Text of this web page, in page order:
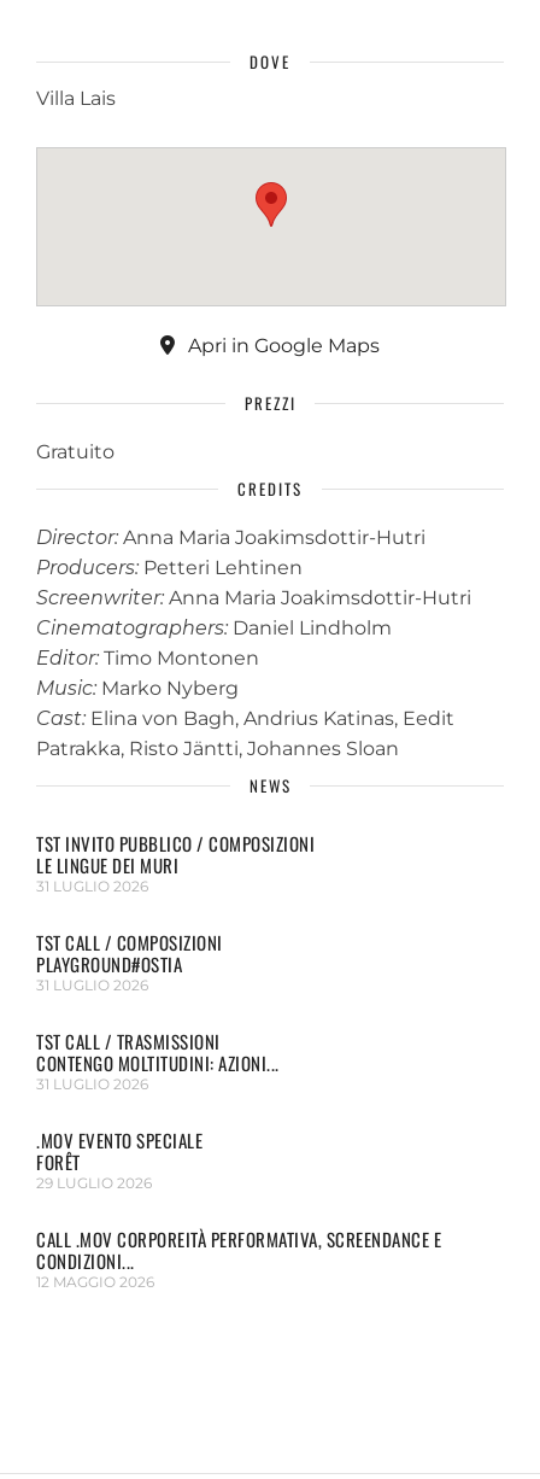
DOVE
Villa Lais
Apri in Google Maps
PREZZI
Gratuito
CREDITS
Director: Anna Maria Joakimsdottir-Hutri
Producers: Petteri Lehtinen
Screenwriter: Anna Maria Joakimsdottir-Hutri
Cinematographers: Daniel Lindholm
Editor: Timo Montonen
Music: Marko Nyberg
Cast: Elina von Bagh, Andrius Katinas, Eedit
Patrakka, Risto Jäntti, Johannes Sloan
NEWS
TST INVITO PUBBLICO / COMPOSIZIONI
LE LINGUE DEI MURI
31 LUGLIO 2026
TST CALL / COMPOSIZIONI
PLAYGROUND#OSTIA
31 LUGLIO 2026
TST CALL / TRASMISSIONI
CONTENGO MOLTITUDINI: AZIONI...
31 LUGLIO 2026
.MOV EVENTO SPECIALE
FORÊT
29 LUGLIO 2026
CALL .MOV CORPOREITÀ PERFORMATIVA, SCREENDANCE E
CONDIZIONI...
12 MAGGIO 2026